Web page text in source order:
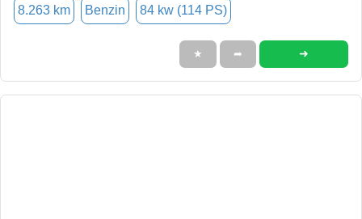
8.263 km Benzin 84 kw (114 PS)
★ ➦ ➜